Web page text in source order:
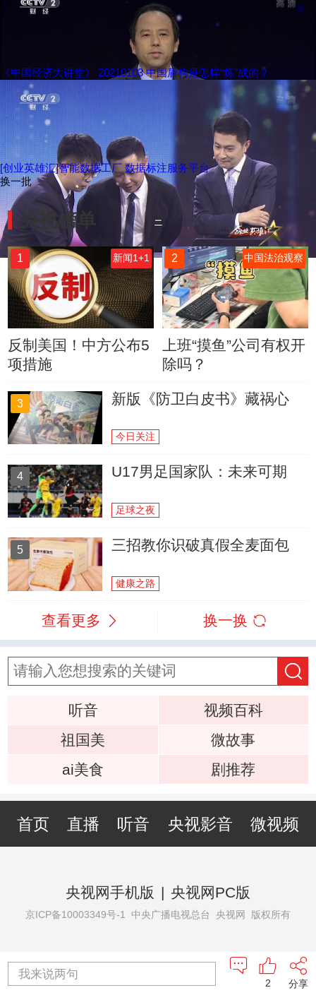
《中国经济大讲堂》 20210103 中国盾构是怎样“炼”成的？
[创业英雄汇]智能数据工厂 数据标注服务平台
换一批
央视榜单
1 新闻1+1
反制美国！中方公布5
项措施
2 中国法治观察
上班“摸鱼”公司有权开
除吗？
3 新版《防卫白皮书》藏祸心
今日关注
4 U17男足国家队：未来可期
足球之夜
5 三招教你识破真假全麦面包
健康之路
查看更多 换一换
听音
视频百科
祖国美
微故事
ai美食
剧推荐
首页 直播 听音 央视影音 微视频
央视网手机版 | 央视网PC版
京ICP备10003349号-1 中央广播电视总台 央视网 版权所有
我来说两句
分享
2